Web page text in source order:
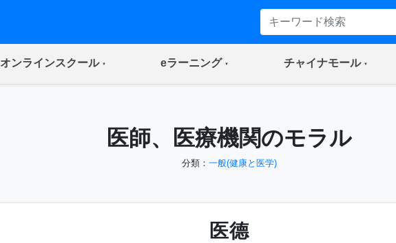
オンラインスクール(current) eラーニング(current) チャイナモール(current)
医師、医療機関のモラル
分類： 一般(健康と医学)
医德